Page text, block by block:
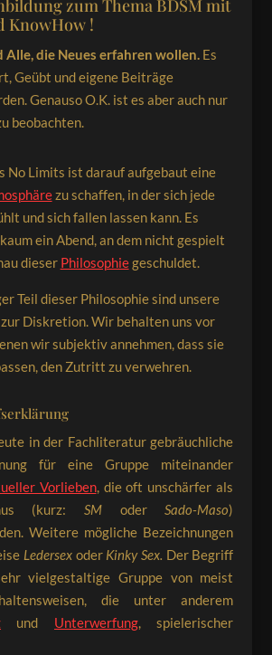
zum Thema BDSM mit
KnowHow !
Alle, die Neues erfahren wollen.Es
Geübt und eigene Beiträge
Genauso O.K. ist es aber auch nur
beobachten.
No Limits ist darauf aufgebaut eine
zu schaffen, in der sich jede
und sich fallen lassen kann. Es
ein Abend, an dem nicht gespielt
dieser Philosophiegeschuldet.
Teil dieser Philosophie sind unsere
Diskretion. Wir behalten uns vor
wir subjektiv annehmen, dass sie
den Zutritt zu verwehren.
in der Fachliteratur gebräuchliche
für eine Gruppe miteinander
Vorlieben, die oft unschärfer als
(kurz: SM oderSado-Maso)
Weitere mögliche Bezeichnungen
Ledersexoder Kinky Sex. Der Begriff
vielgestaltige Gruppe von meist
die unter anderem
und Unterwerfung, spielerischer